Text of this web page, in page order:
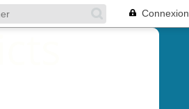
Connexion